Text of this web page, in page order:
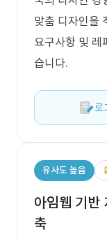
맞춤 디자인을
요구사항 및 레
습니다.
로
유사도 높음
아임웹 기반
축